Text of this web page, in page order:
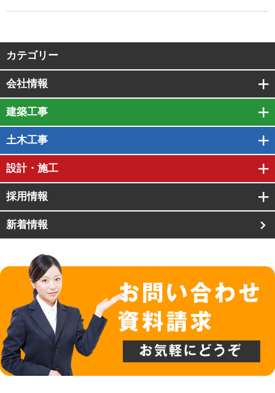
カテゴリー
会社情報
建築工事
土木工事
設計・施工
採用情報
新着情報